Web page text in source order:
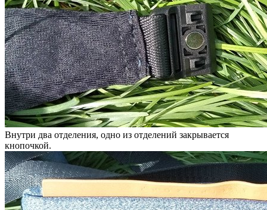
Внутри два отделения, одно из отделений закрывается
кнопочкой.